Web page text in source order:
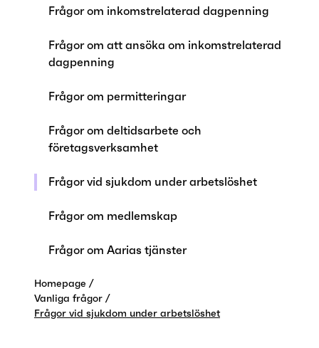
Frågor om inkomstrelaterad dagpenning
Frågor om att ansöka om inkomstrelaterad
dagpenning
Frågor om permitteringar
Frågor om deltidsarbete och
företagsverksamhet
Frågor vid sjukdom under arbetslöshet
Frågor om medlemskap
Frågor om Aarias tjänster
Homepage
Vanliga frågor
Frågor vid sjukdom under arbetslöshet